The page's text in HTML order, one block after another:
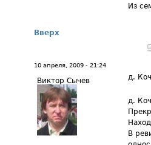
Из
Вверх
10 апреля, 2009 - 21:24
Виктор Сычев д.
д.
В